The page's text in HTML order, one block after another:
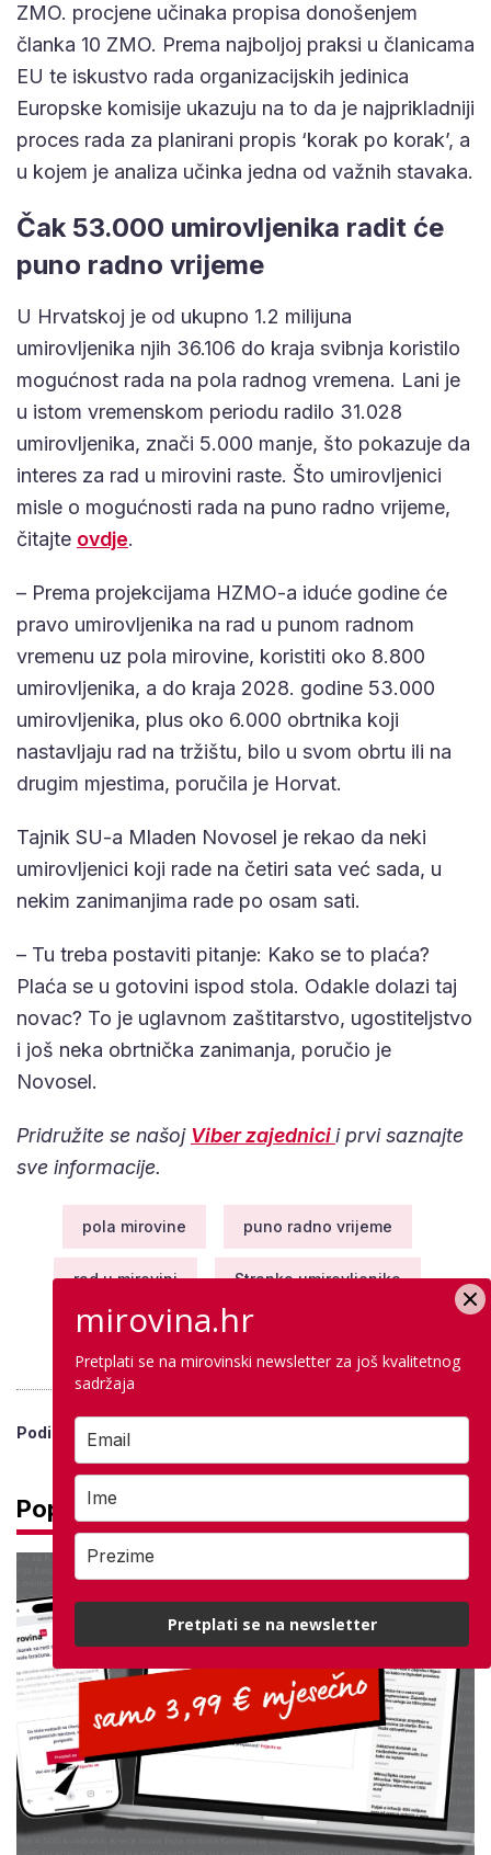
ZMO. procjene učinaka propisa donošenjem
članka 10 ZMO. Prema najboljoj praksi u članicama
EU te iskustvo rada organizacijskih jedinica
Europske komisije ukazuju na to da je najprikladniji
proces rada za planirani propis ‘korak po korak’, a
u kojem je analiza učinka jedna od važnih stavaka.
Čak 53.000 umirovljenika radit će
puno radno vrijeme
U Hrvatskoj je od ukupno 1.2 milijuna
umirovljenika njih 36.106 do kraja svibnja koristilo
mogućnost rada na pola radnog vremena. Lani je
u istom vremenskom periodu radilo 31.028
umirovljenika, znači 5.000 manje, što pokazuje da
interes za rad u mirovini raste. Što umirovljenici
misle o mogućnosti rada na puno radno vrijeme,
čitajte ovdje.
– Prema projekcijama HZMO-a iduće godine će
pravo umirovljenika na rad u punom radnom
vremenu uz pola mirovine, koristiti oko 8.800
umirovljenika, a do kraja 2028. godine 53.000
umirovljenika, plus oko 6.000 obrtnika koji
nastavljaju rad na tržištu, bilo u svom obrtu ili na
drugim mjestima, poručila je Horvat.
Tajnik SU-a Mladen Novosel je rekao da neki
umirovljenici koji rade na četiri sata već sada, u
nekim zanimanjima rade po osam sati.
– Tu treba postaviti pitanje: Kako se to plaća?
Plaća se u gotovini ispod stola. Odakle dolazi taj
novac? To je uglavnom zaštitarstvo, ugostiteljstvo
i još neka obrtnička zanimanja, poručio je
Novosel.
Pridružite se našoj Viber zajednicii prvi saznajte
sve informacije.
pola mirovine puno radno vrijeme
rad u mirovini Stranka umirovljenika
ustavni sud
Podijeli vijest
Popularno
mirovina.hr
Pretplati se na mirovinski newsletter za još kvalitetnog
sadržaja
Pretplati se na newsletter